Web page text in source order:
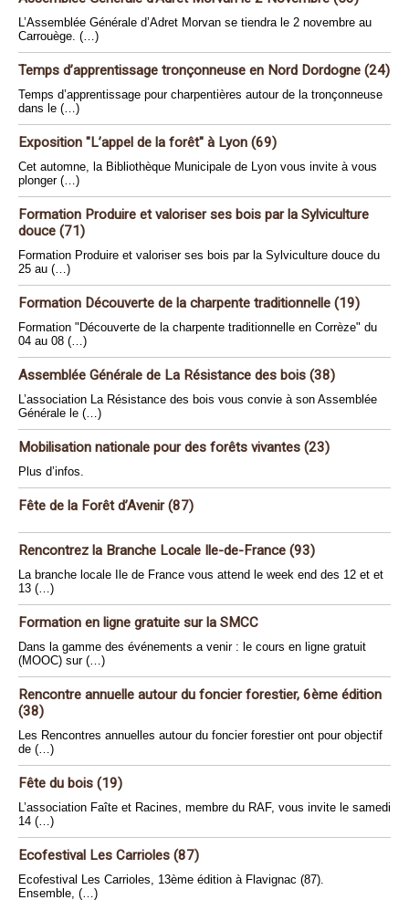
L’Assemblée Générale d’Adret Morvan se tiendra le 2 novembre au
Carrouège. (…)
Temps d’apprentissage tronçonneuse en Nord Dordogne (24)
Temps d’apprentissage pour charpentières autour de la tronçonneuse
dans le (…)
Exposition "L’appel de la forêt" à Lyon (69)
Cet automne, la Bibliothèque Municipale de Lyon vous invite à vous
plonger (…)
Formation Produire et valoriser ses bois par la Sylviculture
douce (71)
Formation Produire et valoriser ses bois par la Sylviculture douce du
25 au (…)
Formation Découverte de la charpente traditionnelle (19)
Formation "Découverte de la charpente traditionnelle en Corrèze" du
04 au 08 (…)
Assemblée Générale de La Résistance des bois (38)
L’association La Résistance des bois vous convie à son Assemblée
Générale le (…)
Mobilisation nationale pour des forêts vivantes (23)
Plus d’infos.
Fête de la Forêt d’Avenir (87)
Rencontrez la Branche Locale Ile-de-France (93)
La branche locale Ile de France vous attend le week end des 12 et et
13 (…)
Formation en ligne gratuite sur la SMCC
Dans la gamme des événements a venir : le cours en ligne gratuit
(MOOC) sur (…)
Rencontre annuelle autour du foncier forestier, 6ème édition
(38)
Les Rencontres annuelles autour du foncier forestier ont pour objectif
de (…)
Fête du bois (19)
L’association Faîte et Racines, membre du RAF, vous invite le samedi
14 (…)
Ecofestival Les Carrioles (87)
Ecofestival Les Carrioles, 13ème édition à Flavignac (87).
Ensemble, (…)